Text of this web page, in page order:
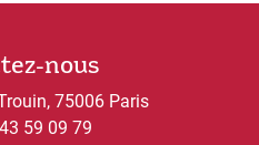
nous
75006 Paris
59 09 79